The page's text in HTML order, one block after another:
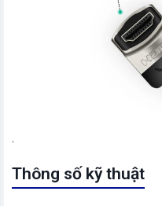
.
Thông số kỹ thuật